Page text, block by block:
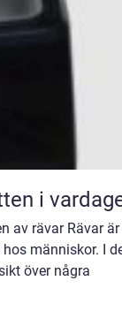
i
av rävar Rävar är
människor. I
över några